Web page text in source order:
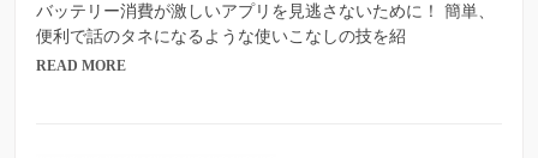
バッテリー消費が激しいアプリを見逃さないために！ 簡単、
便利で話のタネになるような使いこなしの技を紹
READ MORE